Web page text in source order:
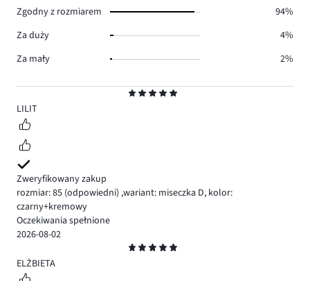
5LILIT
Zweryfikowany zakup
rozmiar: 85 (odpowiedni) ,wariant: miseczka D, kolor:
czarny+kremowy
Oczekiwania spełnione
2026-08-02
5
ELŻBIETA
Zgodny z rozmiarem
94%
Za duży
4%
Za mały
2%